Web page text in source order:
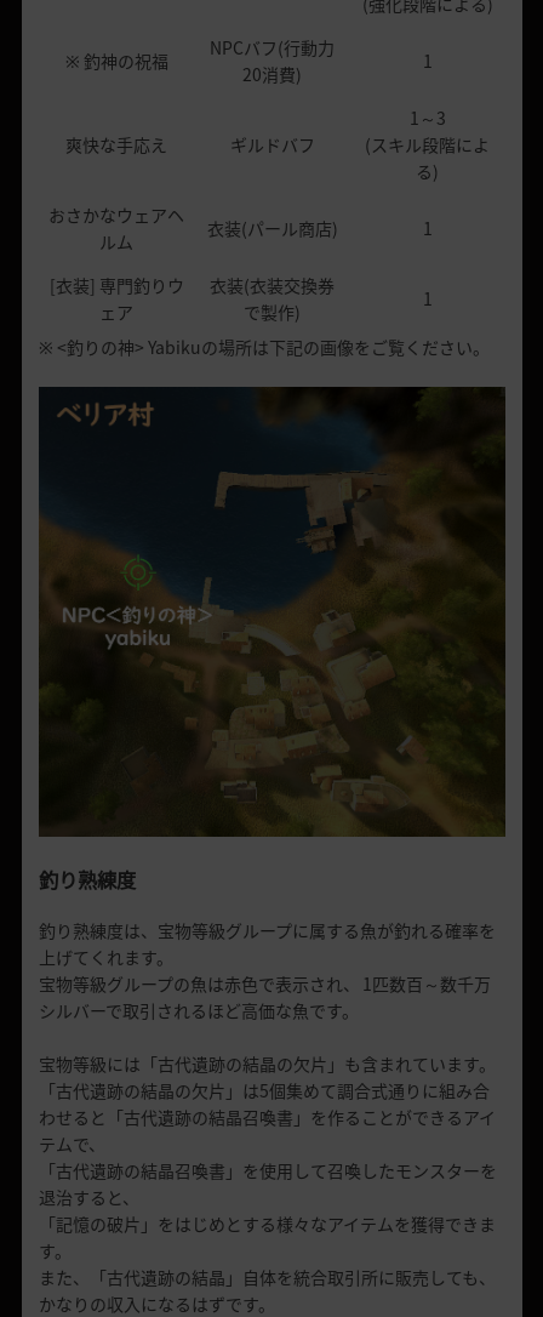
※ 釣神の祝福
NPCバフ(行動力
20消費)
1
爽快な手応え ギルドバフ
1～3
(スキル段階によ
る)
おさかなウェアヘ
ルム
衣装(パール商店) 1
[衣装] 専門釣りウ
ェア
衣装(衣装交換券
で製作)
1
※ <釣りの神> Yabikuの場所は下記の画像をご覧ください。
釣り熟練度
釣り熟練度は、宝物等級グループに属する魚が釣れる確率を
上げてくれます。
宝物等級グループの魚は赤色で表示され、 1匹数百～数千万
シルバーで取引されるほど高価な魚です。
宝物等級には「古代遺跡の結晶の欠片」も含まれています。
「古代遺跡の結晶の欠片」は5個集めて調合式通りに組み合
わせると「古代遺跡の結晶召喚書」を作ることができるアイ
テムで、
「古代遺跡の結晶召喚書」を使用して召喚したモンスターを
退治すると、
「記憶の破片」をはじめとする様々なアイテムを獲得できま
す。
また、「古代遺跡の結晶」自体を統合取引所に販売しても、
かなりの収入になるはずです。